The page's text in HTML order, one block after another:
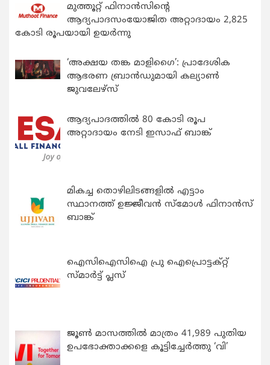
മുത്തൂറ്റ് ഫിനാൻസിന്റെ
ആദ്യപാദസംയോജിത അറ്റാദായം 2,825
കോടി രൂപയായി ഉയർന്നു
‘അക്ഷയ തങ്ക മാളിഗൈ’: പ്രാദേശിക
ആഭരണ ബ്രാന്‍ഡുമായി കല്യാണ്‍
ജുവലേഴ്‌സ്
ആദ്യപാദത്തിൽ 80 കോടി രൂപ
അറ്റാദായം നേടി ഇസാഫ് ബാങ്ക്
മികച്ച തൊഴിലിടങ്ങളിൽ എട്ടാം
സ്ഥാനത്ത് ഉജ്ജീവൻ സ്മോൾ ഫിനാൻസ്
ബാങ്ക്
ഐസിഐസിഐ പ്രു ഐപ്രൊട്ടക്റ്റ്
സ്മാർട്ട് പ്ലസ്
ജൂൺ മാസത്തിൽ മാത്രം 41,989 പുതിയ
ഉപഭോക്താക്കളെ കൂട്ടിച്ചേർത്തു ‘വി’